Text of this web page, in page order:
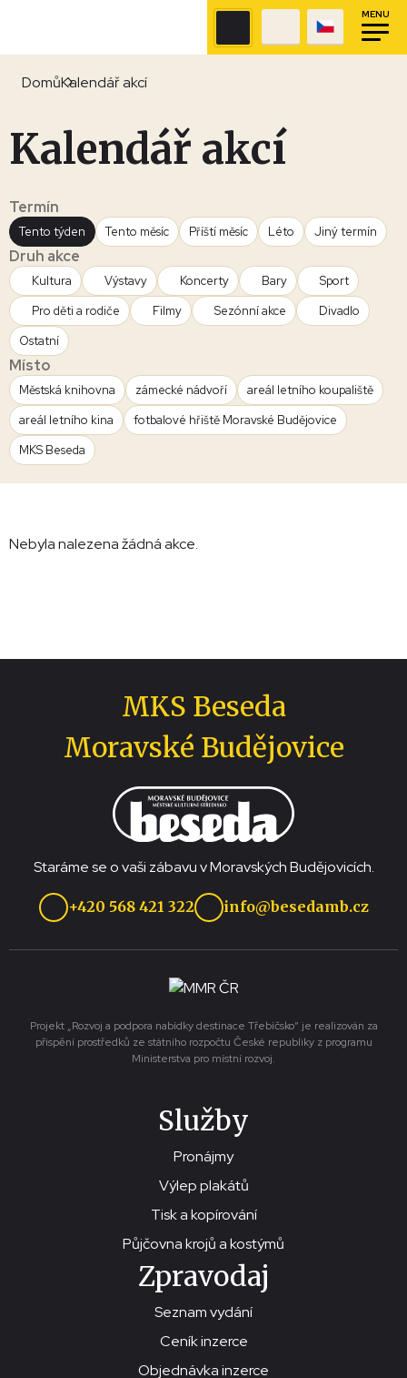
MENU
DomůKalendář akcí
Kalendář akcí
Termín
Tento týden Tento měsíc Příští měsíc Léto Jiný termín
Druh akce
Kultura Výstavy Koncerty Bary
Sport
Pro děti a rodiče
Filmy Sezónní akce
Divadlo
Ostatní
Místo
Městská knihovna zámecké nádvoří
areál letního koupaliště
areál letního kina
fotbalové hřiště Moravské Budějovice
MKS Beseda
Nebyla nalezena žádná akce.
MKS Beseda
Moravské Budějovice
Staráme se o vaši zábavu v Moravských Budějovicích.
+420 568 421 322 info@besedamb.cz
Projekt „Rozvoj a podpora nabídky destinace Třebíčsko“ je realizován za
přispění prostředků ze státního rozpočtu České republiky z programu
Ministerstva pro místní rozvoj.
Služby
Pronájmy
Výlep plakátů
Tisk a kopírování
Půjčovna krojů a kostýmů
Zpravodaj
Seznam vydání
Ceník inzerce
Objednávka inzerce